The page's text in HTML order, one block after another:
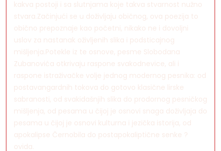
kakva postoji i sa slutnjama koje takva stvarnost nužno
stvara.Začinjući se u doživljaju običnog, ova poezija to
obično prepoznaje kao početni, nikako ne i dovoljni
uslov za nastanak oživljenih slika i podsticajnog
mišljenja.Potekle iz te osnove, pesme Slobodana
Zubanovića otkrivaju raspone svakodnevice, ali i
raspone istraživačke volje jednog modernog pesnika: od
postavangardnih tokova do gotovo klasične lirske
sabranosti, od svakidašnjih slika do prodornog pesničkog
mišljenja, od pesama u čijoj je osnovi snaga doživljaja do
pesama u čijoj je osnovi kulturna i jezička istorija, od
apokalipse Černobila do postapokaliptične senke ?
ovida.